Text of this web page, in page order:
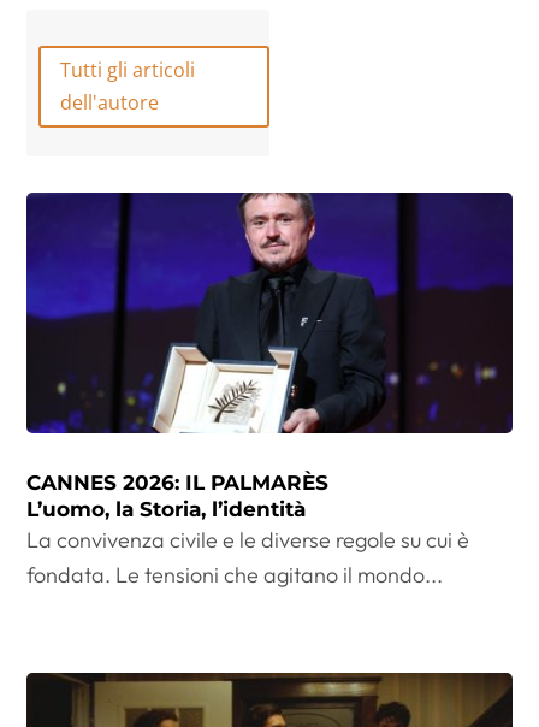
Tutti gli articoli
dell'autore
CANNES 2026: IL PALMARÈS
L’uomo, la Storia, l’identità
La convivenza civile e le diverse regole su cui è
fondata. Le tensioni che agitano il mondo...